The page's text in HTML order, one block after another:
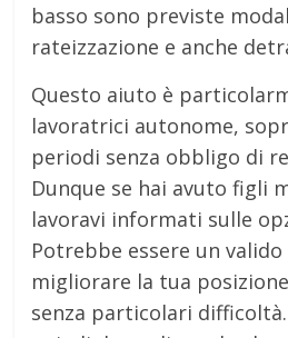
basso sono previste
rateizzazione e anche
Questo aiuto è
lavoratrici autonome,
periodi senza obbligo di
Dunque se hai avuto figli
lavoravi informati sulle
Potrebbe essere un
migliorare la tua
senza particolari